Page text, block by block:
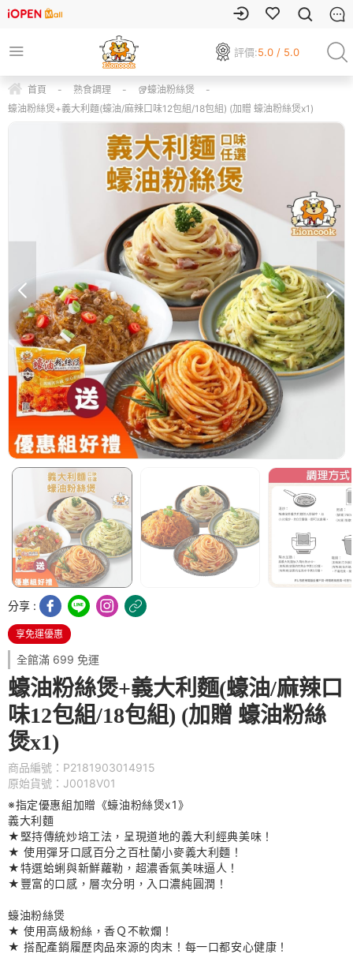
評價:5.0 / 5.0
首頁 - 熟食調理 - 🥡蠔油粉絲煲
-
蠔油粉絲煲+義大利麵(蠔油/麻辣口味12包組/18包組) (加贈 蠔油粉絲煲x1)
分享 :
享免運優惠
全館滿 699 免運
蠔油粉絲煲+義大利麵(蠔油/麻辣口
味12包組/18包組) (加贈 蠔油粉絲
煲x1)
商品編號：P2181903014915
原始貨號：J0018V01
※指定優惠組加贈《蠔油粉絲煲x1》
義大利麵
★堅持傳統炒培工法，呈現道地的義大利經典美味！
★ 使用彈牙口感百分之百杜蘭小麥義大利麵！
★特選蛤蜊與新鮮蘿勒，超濃香氣美味逼人！
★豐富的口感，層次分明，入口濃純圓潤！
蠔油粉絲煲
★ 使用高級粉絲，香Ｑ不軟爛！
★ 搭配產銷履歷肉品來源的肉末！每一口都安心健康！